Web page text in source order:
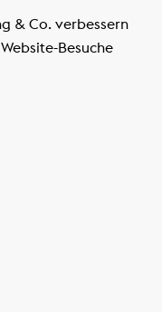
& Co. verbessern
Besuche